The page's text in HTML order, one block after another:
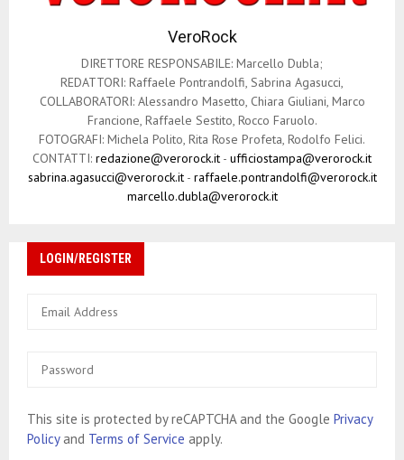
VeroRock
DIRETTORE RESPONSABILE: Marcello Dubla;
REDATTORI: Raffaele Pontrandolfi, Sabrina Agasucci,
COLLABORATORI: Alessandro Masetto, Chiara Giuliani, Marco
Francione, Raffaele Sestito, Rocco Faruolo.
FOTOGRAFI: Michela Polito, Rita Rose Profeta, Rodolfo Felici.
CONTATTI: redazione@verorock.it - ufficiostampa@verorock.it
sabrina.agasucci@verorock.it- raffaele.pontrandolfi@verorock.it
marcello.dubla@verorock.it
LOGIN/REGISTER
This site is protected by reCAPTCHA and the Google Privacy
Policyand Terms of Service apply.